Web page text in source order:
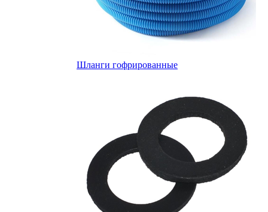
Шланги гофрированные